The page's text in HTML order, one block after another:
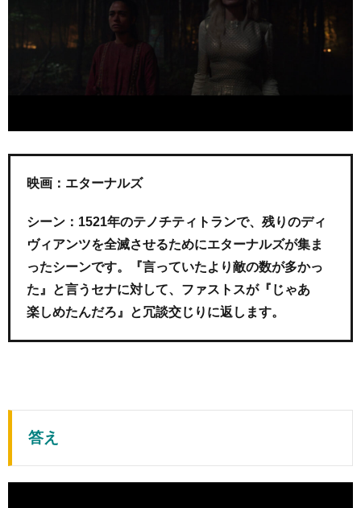
映画：エターナルズ
シーン：1521年のテノチティトランで、残りのディ
ヴィアンツを全滅させるためにエターナルズが集ま
ったシーンです。『言っていたより敵の数が多かっ
た』と言うセナに対して、ファストスが『じゃあ
楽しめたんだろ』と冗談交じりに返します。
答え